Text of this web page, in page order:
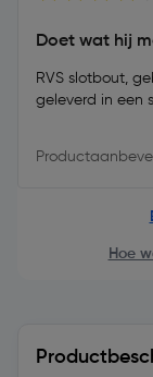
Doet wat hij
RVS slotbout,
geleverd in een
Hoe